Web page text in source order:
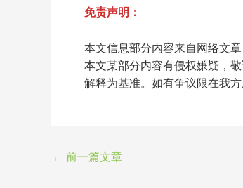
免责声明：
本文信息部分内容来自网络文
本文某部分内容有侵权嫌疑，
解释为基准。如有争议限在我
← 前一篇文章